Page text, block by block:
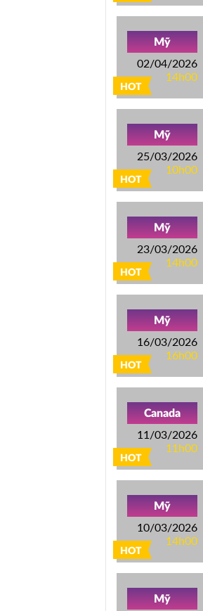
HOT
Mỹ
02/04/2026
14h00
HOT
Mỹ
25/03/2026
10h00
HOT
Mỹ
23/03/2026
14h00
HOT
Mỹ
16/03/2026
16h00
HOT
Canada
11/03/2026
11h00
HOT
Mỹ
10/03/2026
14h00
Mỹ